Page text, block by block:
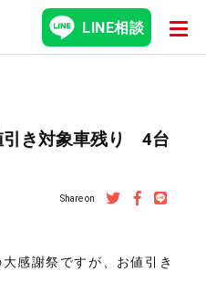
LINE相談
引き対象車残り 4台
Share on
感謝祭ですが、お値引き